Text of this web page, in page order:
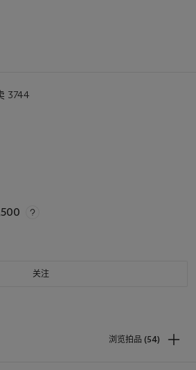
3744
关注
浏览拍品 (54)